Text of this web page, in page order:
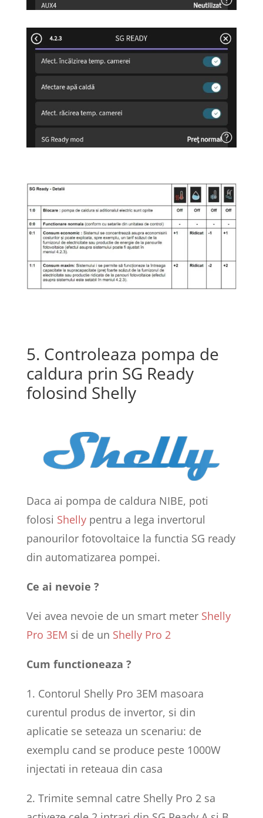
5. Controleaza pompa de
caldura prin SG Ready
folosind Shelly
Daca ai pompa de caldura NIBE, poti
folosi Shellypentru a lega invertorul
panourilor fotovoltaice la functia SG ready
din automatizarea pompei.
Ce ai nevoie ?
Vei avea nevoie de un smart meter Shelly
Pro 3EM si de un Shelly Pro 2
Cum functioneaza ?
1. Contorul Shelly Pro 3EM masoara
curentul produs de invertor, si din
aplicatie se seteaza un scenariu: de
exemplu cand se produce peste 1000W
injectati in reteaua din casa
2. Trimite semnal catre Shelly Pro 2 sa